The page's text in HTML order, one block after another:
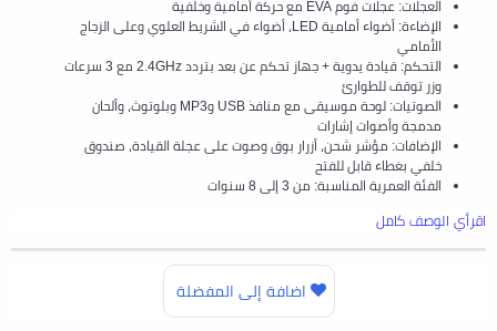
العجلات: عجلات فوم EVA مع حركة أمامية وخلفية
الإضاءة: أضواء أمامية LED، أضواء في الشريط العلوي وعلى الزجاج
الأمامي
التحكم: قيادة يدوية + جهاز تحكم عن بعد بتردد 2.4GHz مع 3 سرعات
وزر توقف للطوارئ
الصوتيات: لوحة موسيقى مع منافذ USB وMP3 وبلوتوث، وألحان
مدمجة وأصوات إشارات
الإضافات: مؤشر شحن، أزرار بوق وصوت على عجلة القيادة، صندوق
خلفي بغطاء قابل للفتح
الفئة العمرية المناسبة: من 3 إلى 8 سنوات
اقرأي الوصف كامل
اضافة إلى المفضلة